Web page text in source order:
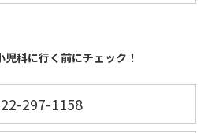
科に行く前にチェック！
297-1158